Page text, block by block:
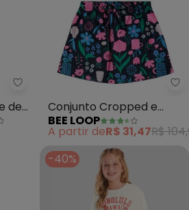
Malwee Kids - Conjunto Sabor
de
Conjunto Cropped e
Short-Saia Floral (Bege)
BEE LOOP
A partir deR$ 31,47R$
-40%